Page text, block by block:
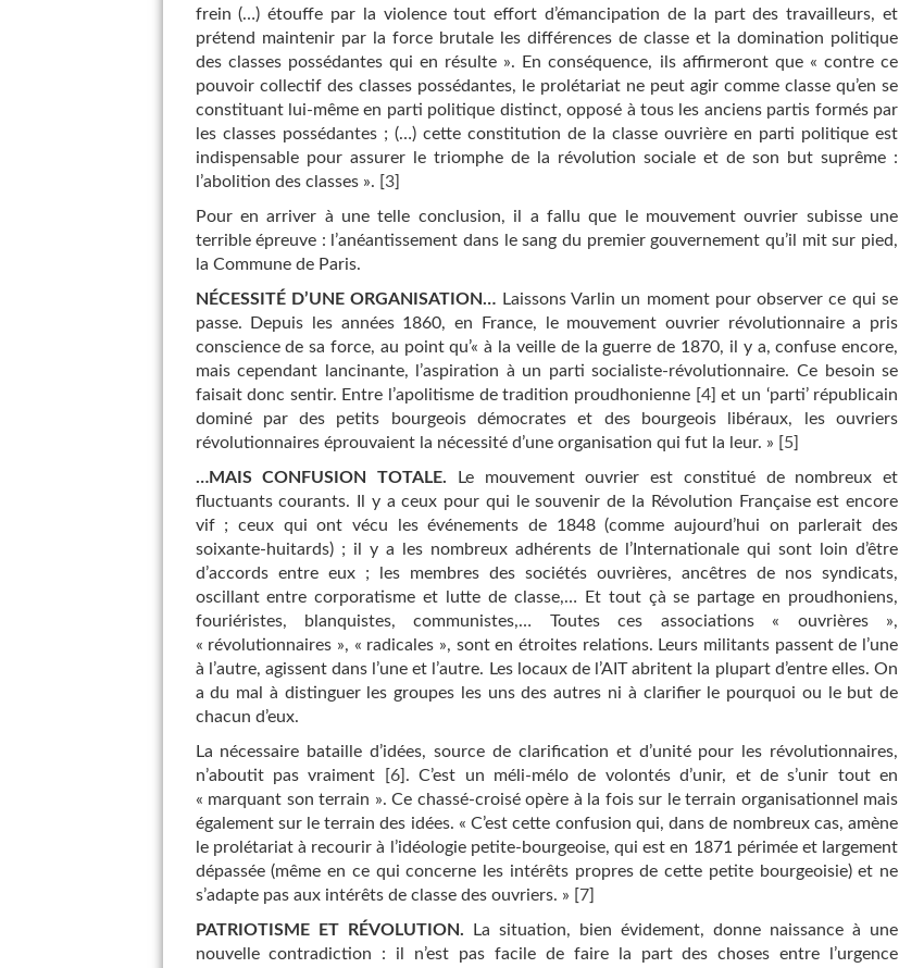
frein (…) étouffe par la violence tout effort d’émancipation de la part des travailleurs, et
prétend maintenir par la force brutale les différences de classe et la domination politique
des classes possédantes qui en résulte ». En conséquence, ils affirmeront que « contre ce
pouvoir collectif des classes possédantes, le prolétariat ne peut agir comme classe qu’en se
constituant lui-même en parti politique distinct, opposé à tous les anciens partis formés par
les classes possédantes ; (…) cette constitution de la classe ouvrière en parti politique est
indispensable pour assurer le triomphe de la révolution sociale et de son but suprême :
l’abolition des classes ». [3]
Pour en arriver à une telle conclusion, il a fallu que le mouvement ouvrier subisse une
terrible épreuve : l’anéantissement dans le sang du premier gouvernement qu’il mit sur pied,
la Commune de Paris.
NÉCESSITÉ D’UNE ORGANISATION… Laissons Varlin un moment pour observer ce qui se
passe. Depuis les années 1860, en France, le mouvement ouvrier révolutionnaire a pris
conscience de sa force, au point qu’« à la veille de la guerre de 1870, il y a, confuse encore,
mais cependant lancinante, l’aspiration à un parti socialiste-révolutionnaire. Ce besoin se
faisait donc sentir. Entre l’apolitisme de tradition proudhonienne[4] et un ‘parti’ républicain
dominé par des petits bourgeois démocrates et des bourgeois libéraux, les ouvriers
révolutionnaires éprouvaient la nécessité d’une organisation qui fut la leur. » [5]
…MAIS CONFUSION TOTALE. Le mouvement ouvrier est constitué de nombreux et
fluctuants courants. Il y a ceux pour qui le souvenir de la Révolution Française est encore
vif ; ceux qui ont vécu les événements de 1848 (comme aujourd’hui on parlerait des
soixante-huitards) ; il y a les nombreux adhérents de l’Internationale qui sont loin d’être
d’accords entre eux ; les membres des sociétés ouvrières, ancêtres de nos syndicats,
oscillant entre corporatisme et lutte de classe,… Et tout çà se partage en proudhoniens,
fouriéristes, blanquistes, communistes,… Toutes ces associations « ouvrières »,
« révolutionnaires », « radicales », sont en étroites relations. Leurs militants passent de l’une
à l’autre, agissent dans l’une et l’autre. Les locaux de l’AIT abritent la plupart d’entre elles. On
a du mal à distinguer les groupes les uns des autres ni à clarifier le pourquoi ou le but de
chacun d’eux.
La nécessaire bataille d’idées, source de clarification et d’unité pour les révolutionnaires,
n’aboutit pas vraiment [6] . C’est un méli-mélo de volontés d’unir, et de s’unir tout en
« marquant son terrain ». Ce chassé-croisé opère à la fois sur le terrain organisationnel mais
également sur le terrain des idées. « C’est cette confusion qui, dans de nombreux cas, amène
le prolétariat à recourir à l’idéologie petite-bourgeoise, qui est en 1871 périmée et largement
dépassée (même en ce qui concerne les intérêts propres de cette petite bourgeoisie) et ne
s’adapte pas aux intérêts de classe des ouvriers. » [7]
PATRIOTISME ET RÉVOLUTION. La situation, bien évidement, donne naissance à une
nouvelle contradiction : il n’est pas facile de faire la part des choses entre l’urgence